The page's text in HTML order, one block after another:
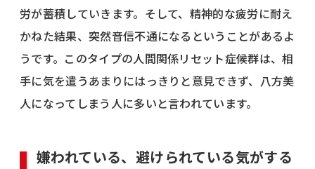
労が蓄積していきます。そして、精神的な疲労に耐え
かねた結果、突然音信不通になるということがあるよ
うです。このタイプの人間関係リセット症候群は、相
手に気を遣うあまりにはっきりと意見できず、八方美
人になってしまう人に多いと言われています。
嫌われている、避けられている気がする